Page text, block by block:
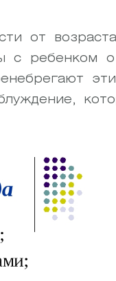
от
с ребенком